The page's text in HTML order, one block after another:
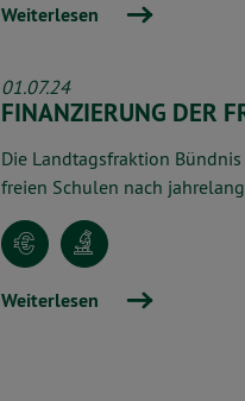
Weiterlesen
01.07.24
FINANZIERUNG DER
Die Landtagsfraktion
freien Schulen nach
Weiterlesen